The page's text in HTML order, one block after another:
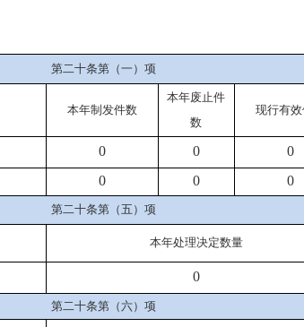
第二十条第（一）项
本年制发件数
本年废止件
数
现行有
0 0 0
0 0 0
第二十条第（五）项
本年处理决定数量
0
第二十条第（六）项